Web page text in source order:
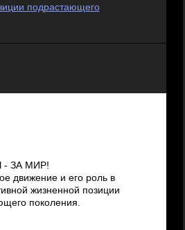
подрастающего
- ЗА МИР!
движение и его роль в
жизненной позиции
поколения.